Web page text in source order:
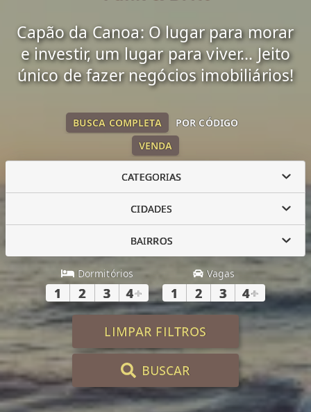
Capão da Canoa: O lugar para morar
e investir, um lugar para viver... Jeito
único de fazer negócios imobiliários!
VENDA
BUSCA COMPLETA POR CÓDIGO
CATEGORIAS
CIDADES
BAIRROS
Dormitórios
1 2 3 4+
Vagas
1 2 3 4+
LIMPAR FILTROS
BUSCAR